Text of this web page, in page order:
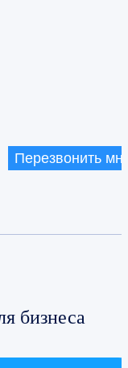
Перезвонить
бизнеса